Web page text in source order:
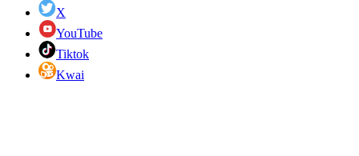
X
YouTube
Tiktok
Kwai